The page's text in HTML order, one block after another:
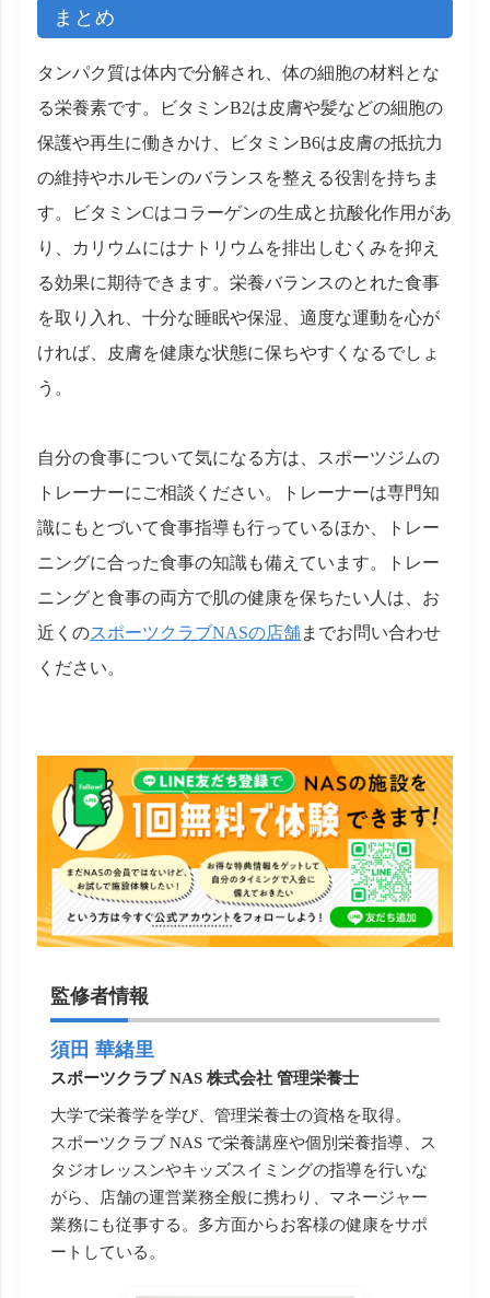
まとめ
タンパク質は体内で分解され、体の細胞の材料とな
る栄養素です。ビタミンB2は皮膚や髪などの細胞の
保護や再生に働きかけ、ビタミンB6は皮膚の抵抗力
の維持やホルモンのバランスを整える役割を持ちま
す。ビタミンCはコラーゲンの生成と抗酸化作用があ
り、カリウムにはナトリウムを排出しむくみを抑え
る効果に期待できます。栄養バランスのとれた食事
を取り入れ、十分な睡眠や保湿、適度な運動を心が
ければ、皮膚を健康な状態に保ちやすくなるでしょ
う。
自分の食事について気になる方は、スポーツジムの
トレーナーにご相談ください。トレーナーは専門知
識にもとづいて食事指導も行っているほか、トレー
ニングに合った食事の知識も備えています。トレー
ニングと食事の両方で肌の健康を保ちたい人は、お
近くのスポーツクラブNASの店舗までお問い合わせ
ください。
監修者情報
須田 華緒里
スポーツクラブ NAS 株式会社 管理栄養士
大学で栄養学を学び、管理栄養士の資格を取得。
スポーツクラブ NAS で栄養講座や個別栄養指導、ス
タジオレッスンやキッズスイミングの指導を行いな
がら、店舗の運営業務全般に携わり、マネージャー
業務にも従事する。多方面からお客様の健康をサポ
ートしている。